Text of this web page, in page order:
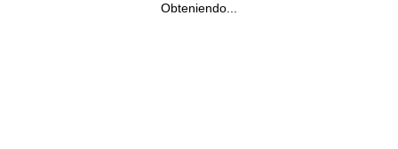
Obteniendo...